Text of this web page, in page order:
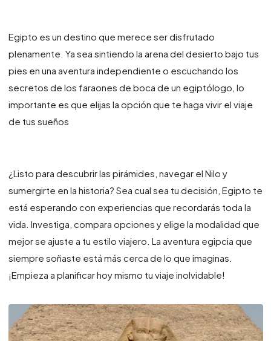
Egipto es un destino que merece ser disfrutado
plenamente. Ya sea sintiendo la arena del desierto bajo tus
pies en una aventura independiente o escuchando los
secretos de los faraones de boca de un egiptólogo, lo
importante es que elijas la opción que te haga vivir el viaje
de tus sueños
¿Listo para descubrir las pirámides, navegar el Nilo y
sumergirte en la historia? Sea cual sea tu decisión, Egipto te
está esperando con experiencias que recordarás toda la
vida. Investiga, compara opciones y elige la modalidad que
mejor se ajuste a tu estilo viajero. La aventura egipcia que
siempre soñaste está más cerca de lo que imaginas.
¡Empieza a planificar hoy mismo tu viaje inolvidable!